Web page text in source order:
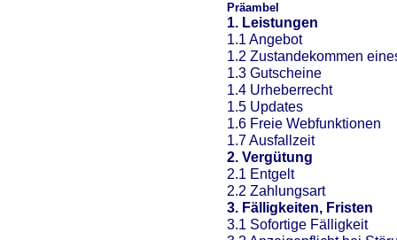
Präambel
1. Leistungen
1.1 Angebot
1.2 Zustandekommen
1.3 Gutscheine
1.4 Urheberrecht
1.5 Updates
1.6 Freie Webfunktionen
1.7 Ausfallzeit
2. Vergütung
2.1 Entgelt
2.2 Zahlungsart
3. Fälligkeiten, Fristen
3.1 Sofortige Fälligkeit